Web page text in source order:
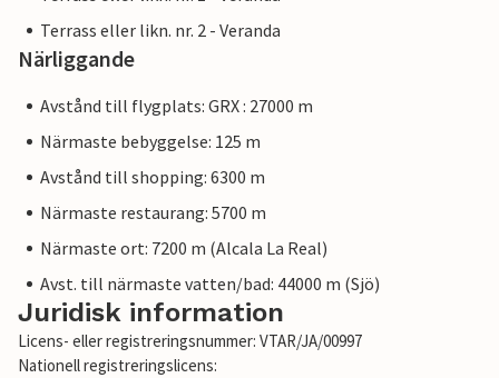
Terrass eller likn. nr. 2 - Veranda
Närliggande
Avstånd till flygplats: GRX : 27000 m
Närmaste bebyggelse: 125 m
Avstånd till shopping: 6300 m
Närmaste restaurang: 5700 m
Närmaste ort: 7200 m (Alcala La Real)
Avst. till närmaste vatten/bad: 44000 m (Sjö)
Juridisk information
Licens- eller registreringsnummer: VTAR/JA/00997
Nationell registreringslicens: